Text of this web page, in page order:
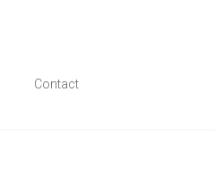
Contact